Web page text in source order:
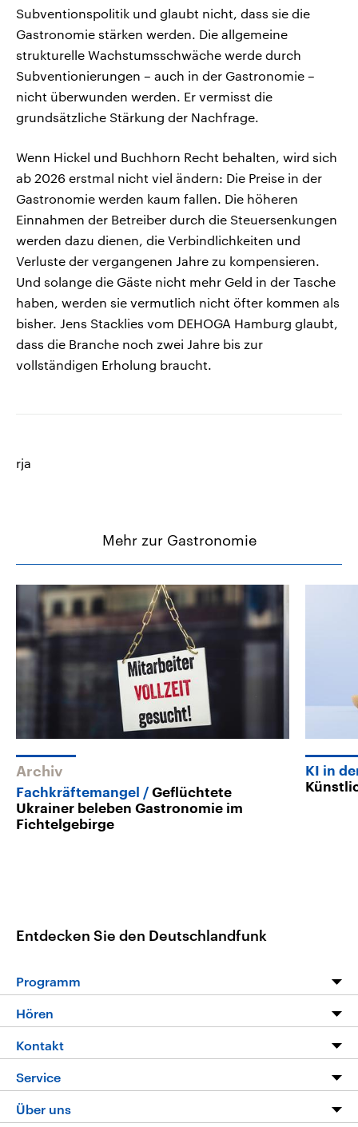
Subventionspolitik und glaubt nicht, dass sie die
Gastronomie stärken werden. Die allgemeine
strukturelle Wachstumsschwäche werde durch
Subventionierungen – auch in der Gastronomie –
nicht überwunden werden. Er vermisst die
grundsätzliche Stärkung der Nachfrage.
Wenn Hickel und Buchhorn Recht behalten, wird sich
ab 2026 erstmal nicht viel ändern: Die Preise in der
Gastronomie werden kaum fallen. Die höheren
Einnahmen der Betreiber durch die Steuersenkungen
werden dazu dienen, die Verbindlichkeiten und
Verluste der vergangenen Jahre zu kompensieren.
Und solange die Gäste nicht mehr Geld in der Tasche
haben, werden sie vermutlich nicht öfter kommen als
bisher. Jens Stacklies vom DEHOGA Hamburg glaubt,
dass die Branche noch zwei Jahre bis zur
vollständigen Erholung braucht.
rja
Mehr zur Gastronomie
Archiv
Fachkräftemangel
Geflüchtete
Ukrainer beleben Gastronomie im
Fichtelgebirge
KI in
Entdecken Sie den Deutschlandfunk
Programm
Programm
Die Nachrichten
Nachrichtenleicht
Neue Beiträge auf dlf.de
Hören
Livestream
Podcasts
Deutschlandfunk App
Kontakt
Hörerservice
Service
FAQ
Über uns